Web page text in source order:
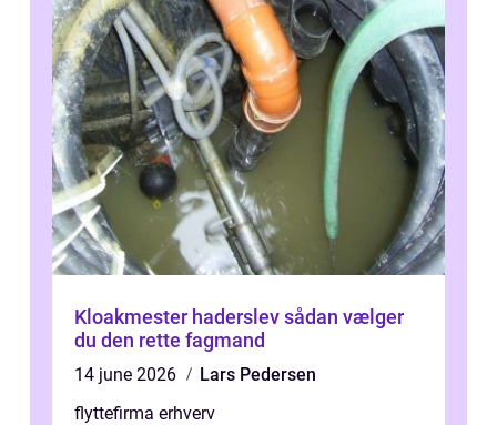
Kloakmester haderslev sådan vælger
du den rette fagmand
14 june 2026
Lars Pedersen
flyttefirma erhverv